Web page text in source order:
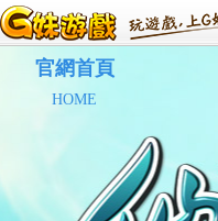
官網首頁
HOME